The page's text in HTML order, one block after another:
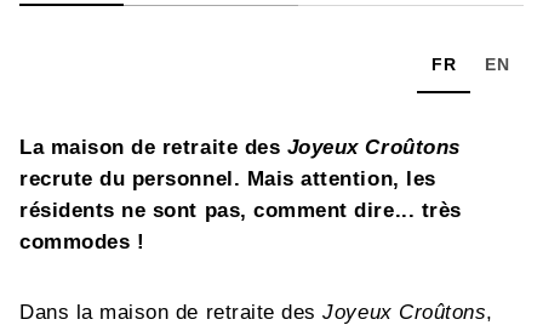
FR EN
La maison de retraite des Joyeux Croûtons
recrute du personnel. Mais attention, les
résidents ne sont pas, comment dire... très
commodes !
Dans la maison de retraite desJoyeux Croûtons,